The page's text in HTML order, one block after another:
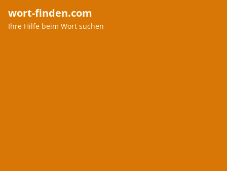
wort-finden.com
Ihre Hilfe beim Wort suchen